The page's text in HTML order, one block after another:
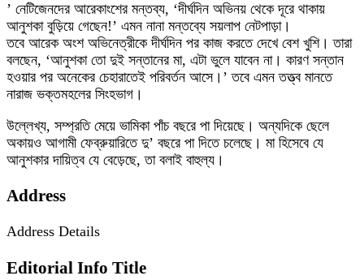
’ নেটিজেনদের আরেকাংশের মন্তব্য, ‘দীর্ঘদিন অভিনয় থেকে দূরে থাকায়
আনুশকা বুড়িয়ে গেছেন!’ এমন নানা মন্তব্যে সয়লাপ নেটপাড়া।
তবে আরেক অংশ অভিনেত্রীকে দীর্ঘদিন পর কাজ করতে দেখে বেশ খুশি। তারা
বলছেন, ‘আনুশকা তো দুই সন্তানের মা, এটা ভুলে যাবেন না। কারণ সন্তান
হওয়ার পর অনেকের চেহারাতেই পরিবর্তন আসে।’ তবে এমন তত্ত্ব মানতে
নারাজ ভক্তমহলের সিংহভাগ।
উল্লেখ্য, সম্প্রতি মেয়ে ভামিকা পাঁচ বছরে পা দিয়েছে। অন্যদিকে ছেলে
অকায়ও আগামী ফেব্রুয়ারিতে দু’ বছরে পা দিতে চলেছে। মা হিসেবে যে
আনুশকার দায়িত্ব যে বেড়েছে, তা বলাই বাহুল্য।
Address
Address Details
Editorial Info Title